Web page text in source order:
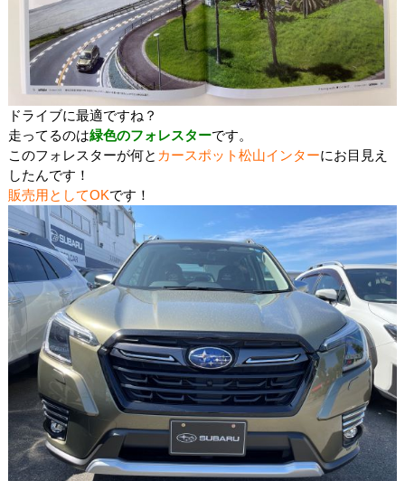
ドライブに最適ですね？
走ってるのは緑色のフォレスターです。
このフォレスターが何と カースポット松山インターにお目見え
したんです！
販売用としてOKです！